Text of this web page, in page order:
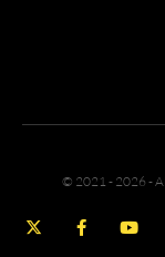
© 2021 - 2026 -